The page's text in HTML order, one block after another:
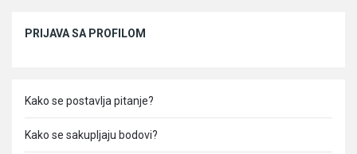
PRIJAVA SA PROFILOM
Kako se postavlja pitanje?
Kako se sakupljaju bodovi?